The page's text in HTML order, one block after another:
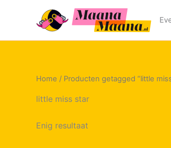
Home / Producten getagged “little
little miss star
Enig resultaat